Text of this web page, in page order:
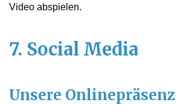
Video abspielen.
7. Social Media
Unsere